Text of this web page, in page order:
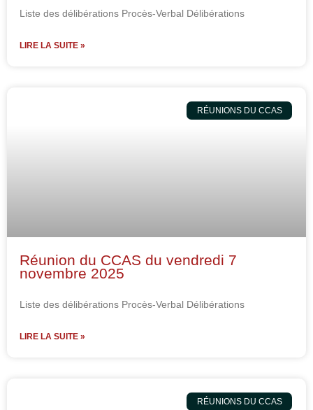
Liste des délibérations Procès-Verbal Délibérations
LIRE LA SUITE »
RÉUNIONS DU CCAS
Réunion du CCAS du vendredi 7
novembre 2025
Liste des délibérations Procès-Verbal Délibérations
LIRE LA SUITE »
RÉUNIONS DU CCAS